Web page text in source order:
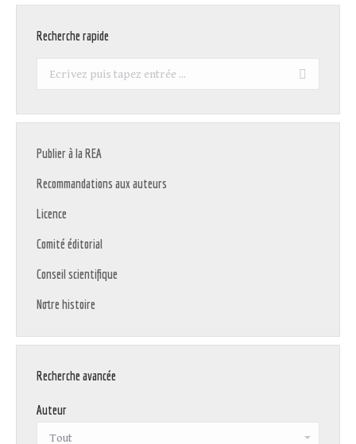
Recherche rapide
Recherche
Publier à la REA
Recommandations aux auteurs
Licence
Comité éditorial
Conseil scientifique
Notre histoire
Recherche avancée
Auteur